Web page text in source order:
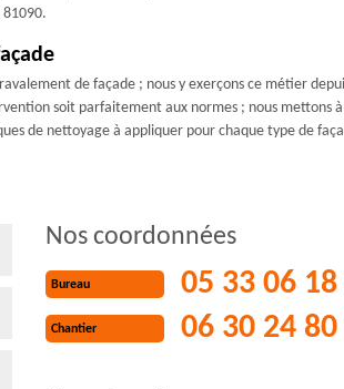
de façade ; nous y exerçons ce métier
soit parfaitement aux normes ; nous mettons
de nettoyage à appliquer pour chaque type de
Nos coordonnées
Bureau 05 33 06
Chantier 06 30 24